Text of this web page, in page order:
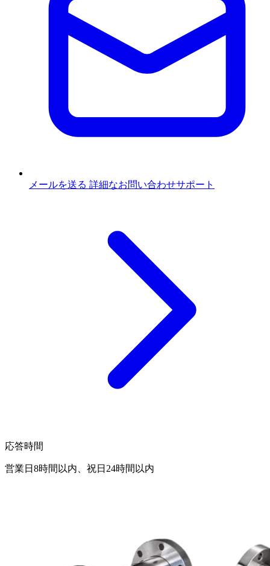
メールを送る 詳細なお問い合わせサポート
応答時間
営業日8時間以内、祝日24時間以内